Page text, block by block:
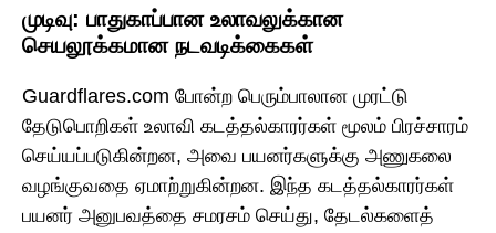
முடிவு: பாதுகாப்பான உலாவலுக்கான
செயலூக்கமான நடவடிக்கைகள்
Guardflares.com போன்ற பெரும்பாலான முரட்டு
தேடுபொறிகள் உலாவி கடத்தல்காரர்கள் மூலம் பிரச்சாரம்
செய்யப்படுகின்றன, அவை பயனர்களுக்கு அணுகலை
வழங்குவதை ஏமாற்றுகின்றன. இந்த கடத்தல்காரர்கள்
பயனர் அனுபவத்தை சமரசம் செய்து, தேடல்களைத்